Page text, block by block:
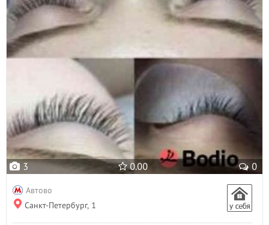
3 0.00 0
Автово
Санкт-Петербург, 1